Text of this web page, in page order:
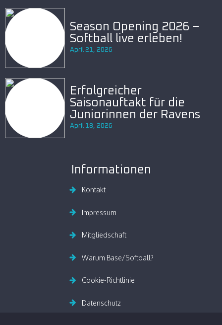
Season Opening 2026 –
Softball live erleben!
April 21, 2026
Erfolgreicher
Saisonauftakt für die
Juniorinnen der Ravens
April 18, 2026
Informationen
Kontakt
Impressum
Mitgliedschaft
Warum Base/Softball?
Cookie-Richtlinie
Datenschutz